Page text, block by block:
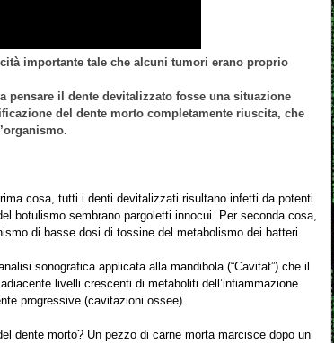
importante tale che alcuni tumori erano proprio
pensare il dente devitalizzato fosse una situazione
del dente morto completamente riuscita, che
cosa, tutti i denti devitalizzati risultano infetti da potenti
botulismo sembrano pargoletti innocui. Per seconda cosa,
di basse dosi di tossine del metabolismo dei batteri
sonografica applicata alla mandibola (“Cavitat”) che il
livelli crescenti di metaboliti dell’infiammazione
progressive (cavitazioni ossee).
dente morto? Un pezzo di carne morta marcisce dopo un